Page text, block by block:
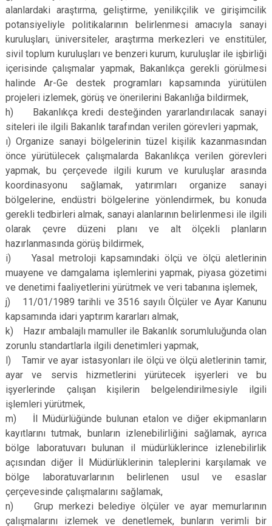
alanlardaki araştırma, geliştirme, yenilikçilik ve girişimcilik
potansiyeliyle politikalarının belirlenmesi amacıyla sanayi
kuruluşları, üniversiteler, araştırma merkezleri ve enstitüler,
sivil toplum kuruluşları ve benzeri kurum, kuruluşlar ile işbirliği
içerisinde çalışmalar yapmak, Bakanlıkça gerekli görülmesi
halinde Ar-Ge destek programları kapsamında yürütülen
projeleri izlemek, görüş ve önerilerini Bakanlığa bildirmek,
h) Bakanlıkça kredi desteğinden yararlandırılacak sanayi
siteleri ile ilgili Bakanlık tarafından verilen görevleri yapmak,
ı) Organize sanayi bölgelerinin tüzel kişilik kazanmasından
önce yürütülecek çalışmalarda Bakanlıkça verilen görevleri
yapmak, bu çerçevede ilgili kurum ve kuruluşlar arasında
koordinasyonu sağlamak, yatırımları organize sanayi
bölgelerine, endüstri bölgelerine yönlendirmek, bu konuda
gerekli tedbirleri almak, sanayi alanlarının belirlenmesi ile ilgili
olarak çevre düzeni planı ve alt ölçekli planların
hazırlanmasında görüş bildirmek,
i) Yasal metroloji kapsamındaki ölçü ve ölçü aletlerinin
muayene ve damgalama işlemlerini yapmak, piyasa gözetimi
ve denetimi faaliyetlerini yürütmek ve veri tabanına işlemek,
j) 11/01/1989 tarihli ve 3516 sayılı Ölçüler ve Ayar Kanunu
kapsamında idari yaptırım kararları almak,
k) Hazır ambalajlı mamuller ile Bakanlık sorumluluğunda olan
zorunlu standartlarla ilgili denetimleri yapmak,
l) Tamir ve ayar istasyonları ile ölçü ve ölçü aletlerinin tamir,
ayar ve servis hizmetlerini yürütecek işyerleri ve bu
işyerlerinde çalışan kişilerin belgelendirilmesiyle ilgili
işlemleri yürütmek,
m) İl Müdürlüğünde bulunan etalon ve diğer ekipmanların
kayıtlarını tutmak, bunların izlenebilirliğini sağlamak, ayrıca
bölge laboratuvarı bulunan il müdürlüklerince izlenebilirlik
açısından diğer İl Müdürlüklerinin taleplerini karşılamak ve
bölge laboratuvarlarının belirlenen usul ve esaslar
çerçevesinde çalışmalarını sağlamak,
n) Grup merkezi belediye ölçüler ve ayar memurlarının
çalışmalarını izlemek ve denetlemek, bunların verimli bir